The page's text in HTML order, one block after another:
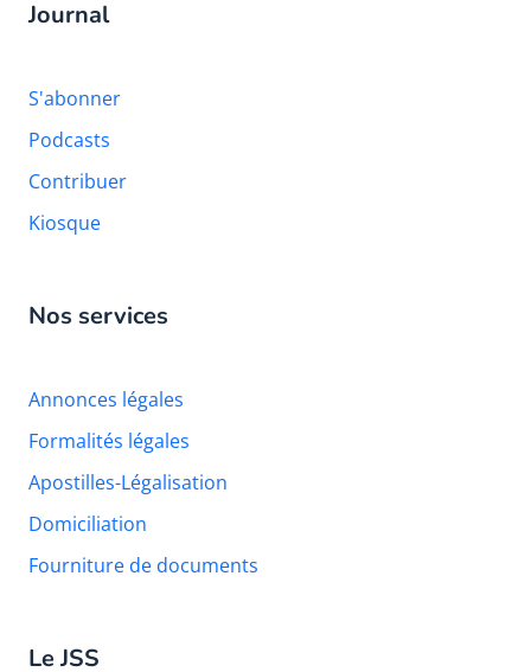
Journal
S'abonner
Podcasts
Contribuer
Kiosque
Nos services
Annonces légales
Formalités légales
Apostilles-Légalisation
Domiciliation
Fourniture de documents
Le JSS